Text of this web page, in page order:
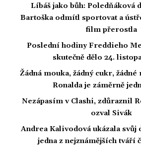
Líbáš jako bůh: Poledňáková
Bartoška odmítl sportovat a
film přerostla
Poslední hodiny Freddieho
skutečně dělo 24.
Žádná mouka, žádný cukr,
Ronalda je záměrně
Nezápasím v Clashi, zdůraznil
ozval Sivák
Andrea Kalivodová ukázala svůj
jedna z nejznámějších tváří